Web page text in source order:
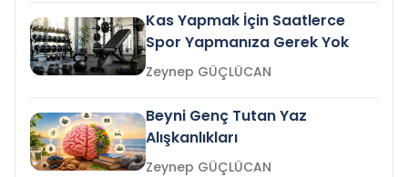
Kas Yapmak İçin Saatlerce
Spor Yapmanıza Gerek Yok
Zeynep GÜÇLÜCAN
Beyni Genç Tutan Yaz
Alışkanlıkları
Zeynep GÜÇLÜCAN